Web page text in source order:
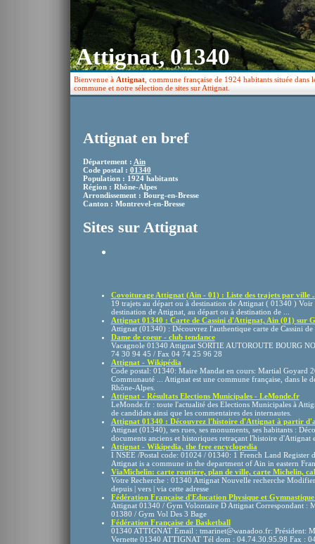
Attignat, 01340
Bienvenue à Attignat , commune française de 1924 habitants située
commune et notre sélection de sites sur Attignat.
Attignat en bref
Département : Ain
Code postal : 01340
Population : 1924 habitants
Région : Rhône-Alpes
Arrondissement : Bourg-en-Bresse
Canton : Montrevel-en-Bresse
Sites sur Attignat
Covoiturage Attignat (Ain - 01) : Liste des trajets par ville
19 trajets au départ ou à destination de Attignat ( 01340 ) Voir
destination de Attignat, au départ ou à destination de ...
Attignat 01340 : Carte de Cassini d'Attignat, Ain (01) sur
Attignat (01340) : Découvrez l'authentique carte de Cassini
Dame de coeur - club tendance
Vacagnole 01340 Attignat SORTIE AUTOROUTE BOURG
74 30 94 45 / Fax 04 74 25 96 28
Attignat - Wikipédia
Code postal: 01340: Maire Mandat en cours: Martial Goyard
Communauté ... Attignat est une commune française, dans le
Rhône-Alpes.
Attignat - Résultats Elections Municipales - LeMonde.fr
LeMonde.fr : toute l'actualité des Elections Municipales à
de candidats ainsi que les commentaires des internautes.
Attignat 01340 : Découvrez l'histoire d'Attignat à partir
Attignat (01340), ses rues, ses monuments, ses habitants :
documents anciens et historiques retraçant l'histoire d'Attignat
Attignat - Wikipedia, the free encyclopedia
I NSEE /Postal code: 01024 / 01340: 1 French Land Register
Attignat is a commune in the department of Ain in eastern
ViaMichelin: carte routière, plan de ville, carte Michelin,
Votre Recherche : 01340 Attignat Nouvelle recherche
depuis | vers | via cette adresse
Fédération Française d'Education Physique et
Attignat 01340 / Gym Volontaire D Attignat Correspondant :
01380 / Gym Vol Des 3 Bage
Fédération Française de Basketball
01340 ATTIGNAT Email : tmarinet@wanadoo.fr: Président:
Vernette 01340 ATTIGNAT Tél dom : 04.74.30.95.98 Fax :